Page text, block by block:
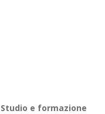
Studio e formazione